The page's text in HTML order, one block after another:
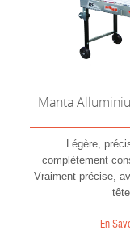
Manta
Légère,
complètement
Vraiment précise,
En